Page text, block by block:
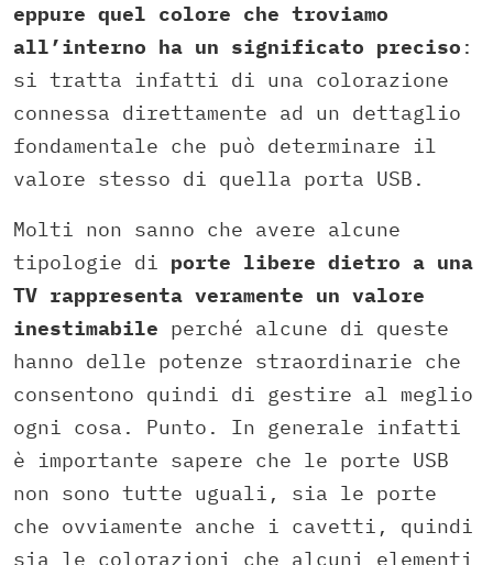
eppure quel colore che troviamo
all’interno ha un significato preciso :
si tratta infatti di una colorazione
connessa direttamente ad un dettaglio
fondamentale che può determinare il
valore stesso di quella porta USB.
Molti non sanno che avere alcune
tipologie di porte libere dietro a una
TV rappresenta veramente un valore
inestimabile perché alcune di queste
hanno delle potenze straordinarie che
consentono quindi di gestire al meglio
ogni cosa. Punto. In generale infatti
è importante sapere che le porte USB
non sono tutte uguali, sia le porte
che ovviamente anche i cavetti, quindi
sia le colorazioni che alcuni elementi